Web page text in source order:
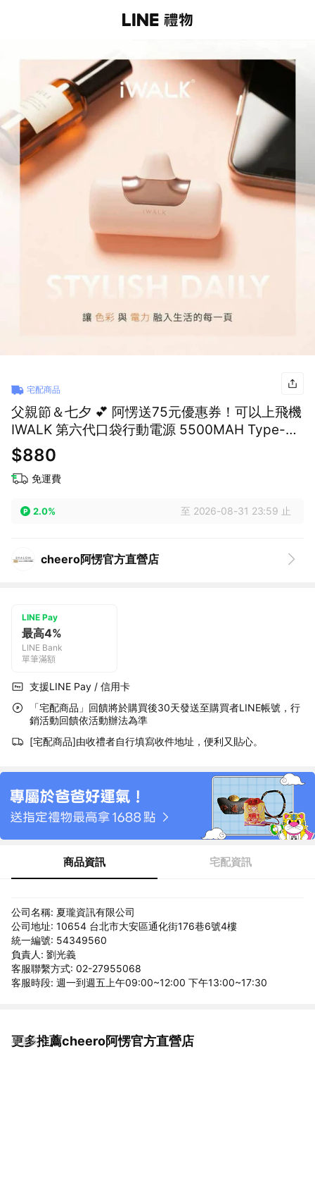
宅配商品
父親節＆七夕 💕 阿愣送75元優惠券！可以上飛機
IWALK 第六代口袋行動電源 5500MAH Type-C
接頭 適用 iPhone 15 以上系列與所有安
$880
免運費
2.0% 至 2026-08-31 23:59 止
cheero阿愣官方直營店
LINE Pay
最高4%
LINE Bank
單筆滿額
支援LINE Pay / 信用卡
「宅配商品」回饋將於購買後30天發送至購買者LINE帳號，行
銷活動回饋依活動辦法為準
[宅配商品]由收禮者自行填寫收件地址，便利又貼心。
商品資訊 宅配資訊
公司名稱: 夏瓏資訊有限公司
公司地址: 10654 台北市大安區通化街176巷6號4樓
統一編號: 54349560
負責人: 劉光義
客服聯繫方式: 02-27955068
客服時段: 週一到週五上午09:00~12:00 下午13:00~17:30
更多推薦cheero阿愣官方直營店
看更多